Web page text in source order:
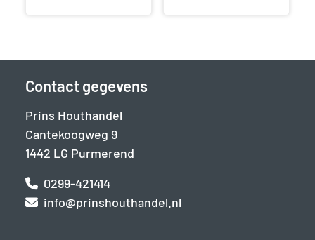
Contact gegevens
Prins Houthandel
Cantekoogweg 9
1442 LG Purmerend
0299-421414
info@prinshouthandel.nl